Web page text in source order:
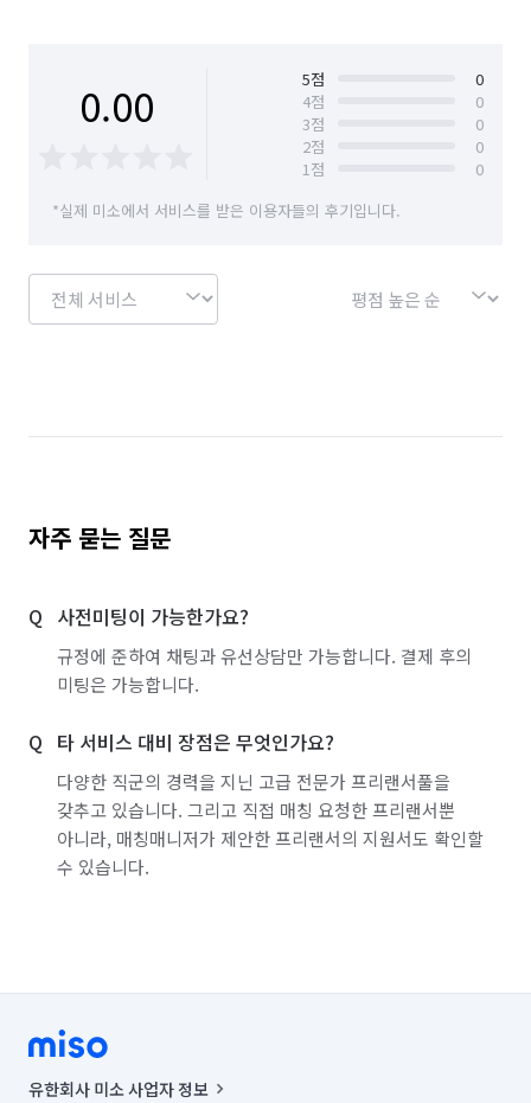
👐​베란다: 베란다 바닥 청소를 진행하며, 묵은 먼지를 제거해
드립니다. (테라스 제외)
👐​조명: 모든 전등을 깨끗하게 닦아드리지만, 샹들리에와 같이
건축 시 발생한 본드, 시멘트, 페인트 자국은 청소가 어려울 수
있습니다. 이 점 양해 부탁드립니다.
충남 청양군
충남 홍성군 충북 음성군
충북 청주시 상당구
충북 청주시 서원구 충북 청주시 청원구
충북 청주시 흥덕구
0.00 5점
0
4점
0
3점
0
2점
0
1점
0
*실제 미소에서 서비스를 받은 이용자들의 후기입니다.
자주 묻는 질문
사전미팅이 가능한가요?
규정에 준하여 채팅과 유선상담만 가능합니다. 결제 후의
미팅은 가능합니다.
타 서비스 대비 장점은 무엇인가요?
다양한 직군의 경력을 지닌 고급 전문가 프리랜서풀을
갖추고 있습니다. 그리고 직접 매칭 요청한 프리랜서뿐
아니라, 매칭매니저가 제안한 프리랜서의 지원서도 확인할
수 있습니다.
유한회사 미소 사업자 정보